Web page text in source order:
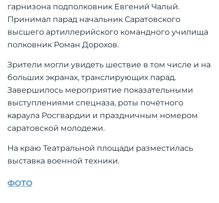
гарнизона подполковник Евгений Чалый.
Принимал парад начальник Саратовского
высшего артиллерийского командного училища
полковник Роман Дорохов.
Зрители могли увидеть шествие в том числе и на
больших экранах, транслирующих парад.
Завершилось мероприятие показательными
выступлениями спецназа, роты почётного
караула Росгвардии и праздничным номером
саратовской молодежи.
На краю Театральной площади разместилась
выставка военной техники.
ФОТО